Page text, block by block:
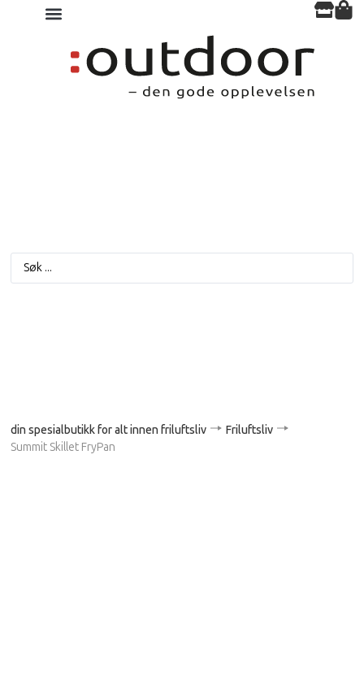
din spesialbutikk for alt innen friluftsliv
Friluftsliv
Summit Skillet FryPan